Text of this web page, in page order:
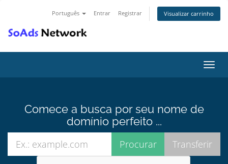
Português Entrar Registrar Visualizar carrinho
Comece a busca por seu nome de
domínio perfeito ...